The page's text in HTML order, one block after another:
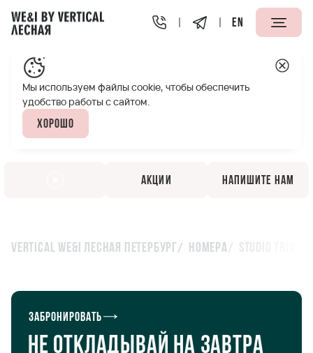
EN
Vertical We&I Лесная Петербург Номера Studio Trio
Забронировать
Не откладывай на завтра
Мы используем файлы cookie, чтобы обеспечить
удобство работы с сайтом.
Хорошо
Акции Напишите нам